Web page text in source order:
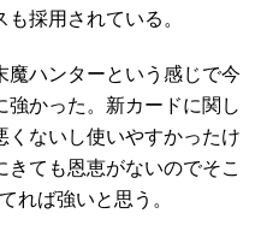
採用されている。
魔ハンターという感じで今
かった。新カードに関し
くないし使いやすかったけ
ても恩恵がないのでそこ
れば強いと思う。